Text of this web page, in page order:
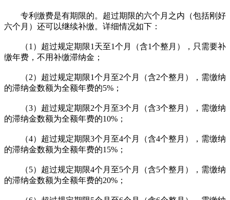
专利缴费是有期限的。超过期限的六个月之内（包括刚好
六个月）还可以继续补缴。详细情况如下：
（1）超过规定期限1天至1个月（含1个整月），只需要补
缴年费，不用补缴滞纳金；
（2）超过规定期限1个月至2个月（含2个整月），需缴纳
的滞纳金数额为全额年费的5%；
（3）超过规定期限2个月至3个月（含3个整月），需缴纳
的滞纳金数额为全额年费的10%；
（4）超过规定期限3个月至4个月（含4个整月），需缴纳
的滞纳金数额为全额年费的15%；
（5）超过规定期限4个月至5个月（含5个整月），需缴纳
的滞纳金数额为全额年费的20%；